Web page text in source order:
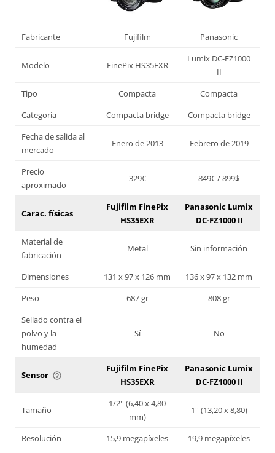
Fabricante Fujifilm Panasonic
Modelo FinePix HS35EXR
Lumix DC-FZ1000
II
Tipo
Compacta
Compacta
Categoría
Compacta bridge
Compacta bridge
Fecha de salida al
mercado
Enero de 2013 Febrero de 2019
Precio
aproximado
329€ 849€ / 899$
Carac. físicas
Fujifilm FinePix
HS35EXR
Panasonic Lumix
DC-FZ1000 II
Material de
fabricación
Metal Sin información
Dimensiones 131 x 97 x 126 mm
136 x 97 x 132 mm
Peso
687 gr
808 gr
Sellado contra el
polvo y la
humedad
Sí No
Sensor help_outline
Fujifilm FinePix
HS35EXR
Panasonic Lumix
DC-FZ1000 II
Tamaño
1/2'' (6,40 x 4,80
mm)
1'' (13,20 x 8,80)
Resolución 15,9 megapíxeles
19,9 megapíxeles